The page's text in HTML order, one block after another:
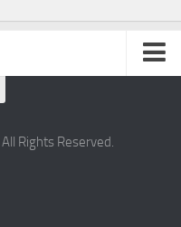
Rights Reserved.